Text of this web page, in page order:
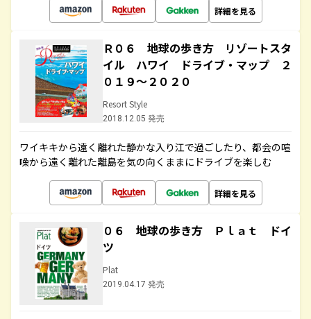
詳細を見る
Ｒ０６ 地球の歩き方 リゾートスタ
イル ハワイ ドライブ・マップ ２
０１９～２０２０
Resort Style
2018.12.05 発売
ワイキキから遠く離れた静かな入り江で過ごしたり、都会の喧
噪から遠く離れた離島を気の向くままにドライブを楽しむ
詳細を見る
０６ 地球の歩き方 Ｐｌａｔ ドイ
ツ
Plat
2019.04.17 発売